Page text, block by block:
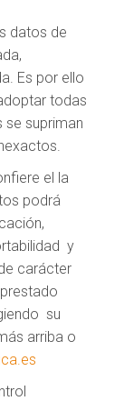
datos de
Es por ello
todas
se supriman
el la
podrá
y
carácter
su
arriba o